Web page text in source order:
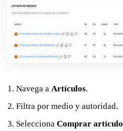
Navega a Artículos.
Filtra por medio y autoridad.
Selecciona Comprar artículo